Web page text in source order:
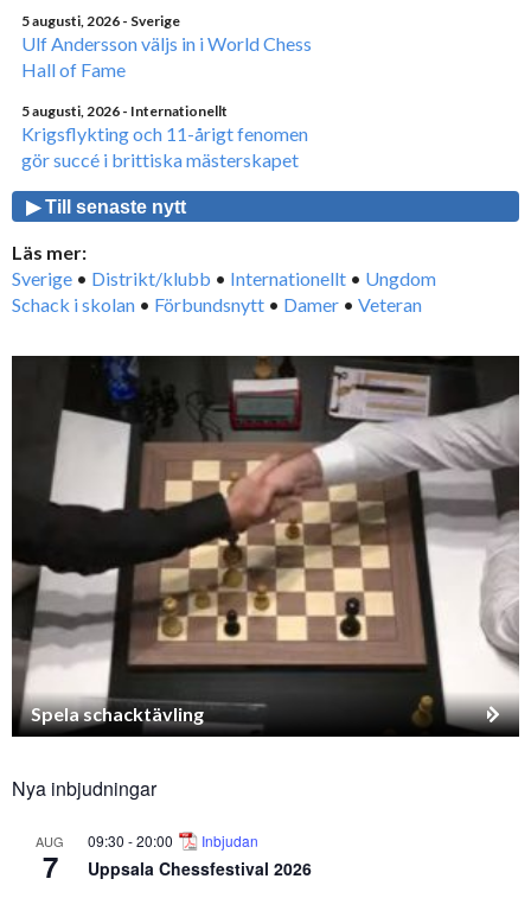
5 augusti, 2026 - Sverige
Ulf Andersson väljs in i World Chess
Hall of Fame
5 augusti, 2026 - Internationellt
Krigsflykting och 11-årigt fenomen
gör succé i brittiska mästerskapet
▶ Till senaste nytt
Läs mer:
Sverige • Distrikt/klubb • Internationellt • Ungdom
Schack i skolan • Förbundsnytt • Damer • Veteran
Spela schacktävling
Nya inbjudningar
AUG
7
09:30 -20:00 Inbjudan
Uppsala Chessfestival 2026